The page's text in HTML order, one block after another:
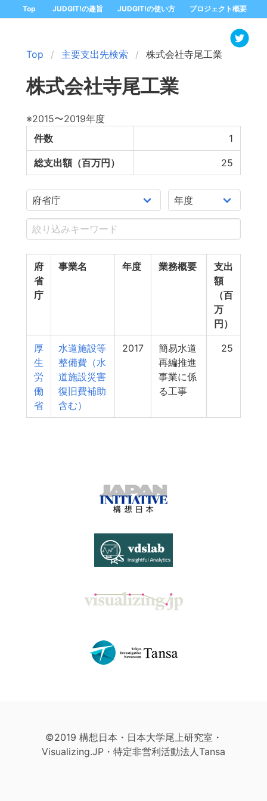
Top JUDGIT!の趣旨 JUDGIT!の使い方 プロジェクト概要
Top 主要支出先検索 株式会社寺尾工業
株式会社寺尾工業
※2015〜2019年度
件数
1
総支出額（百万円） 25
府
省
庁
事業名 年度 業務概要
支出
額
（百
万
円）
厚
生
労
働
省
水道施設等
整備費（水
道施設災害
復旧費補助
含む）
2017
簡易水道
再編推進
事業に係
る工事
25
©2019 構想日本・日本大学尾上研究室・
Visualizing.JP・特定非営利活動法人Tansa